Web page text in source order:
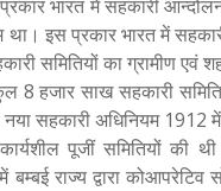
भारत में सहकारी
इस प्रकार भारत में
समितियों का ग्रामीण एवं
साख सहकारी
सहकारी अधिनियम
पूजीं समितियों की
बम्बई राज्य द्वारा